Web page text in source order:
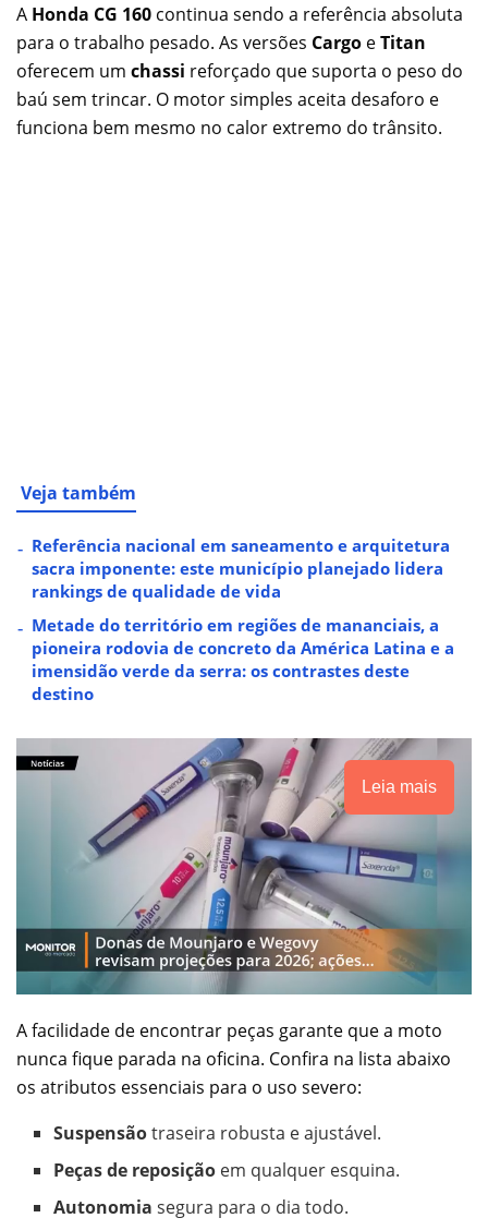
A Honda CG 160 continua sendo a referência absoluta
para o trabalho pesado. As versões Cargo eTitan
oferecem um chassi reforçado que suporta o peso do
baú sem trincar. O motor simples aceita desaforo e
funciona bem mesmo no calor extremo do trânsito.
Veja também
Referência nacional em saneamento e arquitetura
sacra imponente: este município planejado lidera
rankings de qualidade de vida
Metade do território em regiões de mananciais, a
pioneira rodovia de concreto da América Latina e a
imensidão verde da serra: os contrastes deste
destino
Leia mais
A facilidade de encontrar peças garante que a moto
nunca fique parada na oficina. Confira na lista abaixo
os atributos essenciais para o uso severo:
Suspensãotraseira robusta e ajustável.
Peças de reposição em qualquer esquina.
Autonomia segura para o dia todo.